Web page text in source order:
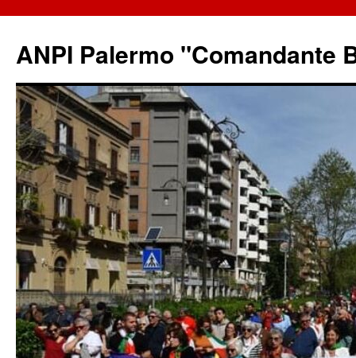
ANPI Palermo "Comandante